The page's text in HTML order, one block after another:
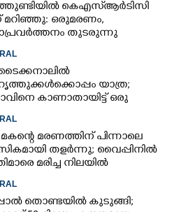
കെഎസ്ആർടിസി
ഒരുമരണം,
തുടരുന്നു
യാത്ര;
കാണാതായിട്ട് ഒരു
അന്വേഷണം ഊർജിതമല്ലെന്ന്
മരണത്തിന് പിന്നാലെ
തളർന്നു; വൈപ്പിനിൽ
മരിച്ച നിലയിൽ
തൊണ്ടയിൽ കുടുങ്ങി;